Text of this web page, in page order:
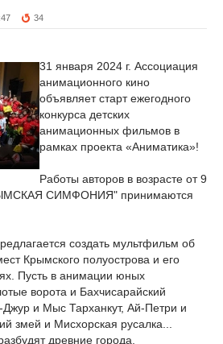
34
31 января 2024 г. Ассоциация
анимационного кино
объявляет старт ежегодного
конкурса детских
анимационных фильмов в
рамках проекта «Аниматика»!
Работы авторов в возрасте от 9
СИМФОНИЯ" принимаются
создать мультфильм об
Крымского полуострова и его
Пусть в анимации юных
ворота и Бахчисарайский
и Мыс Тарханкут, Ай-Петри и
змей и Мисхорская русалка...
древние города,